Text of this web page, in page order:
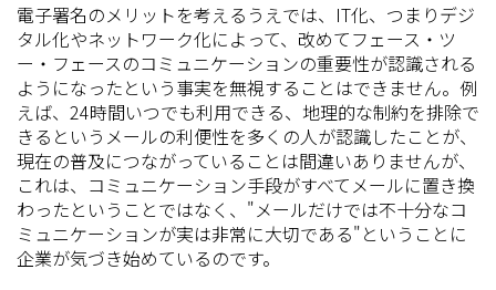
電子署名のメリットを考えるうえでは、IT化、つまりデジ
タル化やネットワーク化によって、改めてフェース・ツ
ー・フェースのコミュニケーションの重要性が認識される
ようになったという事実を無視することはできません。例
えば、24時間いつでも利用できる、地理的な制約を排除で
きるというメールの利便性を多くの人が認識したことが、
現在の普及につながっていることは間違いありませんが、
これは、コミュニケーション手段がすべてメールに置き換
わったということではなく、"メールだけでは不十分なコ
ミュニケーションが実は非常に大切である"ということに
企業が気づき始めているのです。